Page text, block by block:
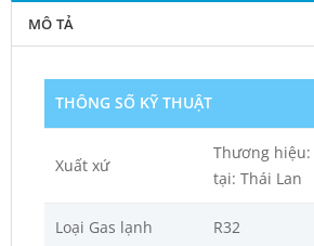
MÔ TẢ
THÔNG SỐ KỸ THUẬT
Xuất xứ
Thương hiệu:
tại: Thái Lan
Loại Gas lạnh R32